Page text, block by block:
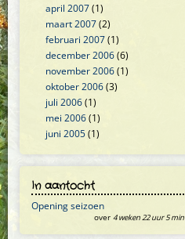
april 2007(1)
maart 2007(2)
februari 2007(1)
december 2006(6)
november 2006(1)
oktober 2006(3)
juli 2006(1)
mei 2006(1)
juni 2005(1)
In aantocht
Opening seizoen
over 4 weken 22 uur 5 min